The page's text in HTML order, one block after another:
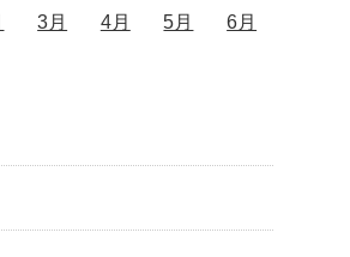
3月 4月 5月 6月